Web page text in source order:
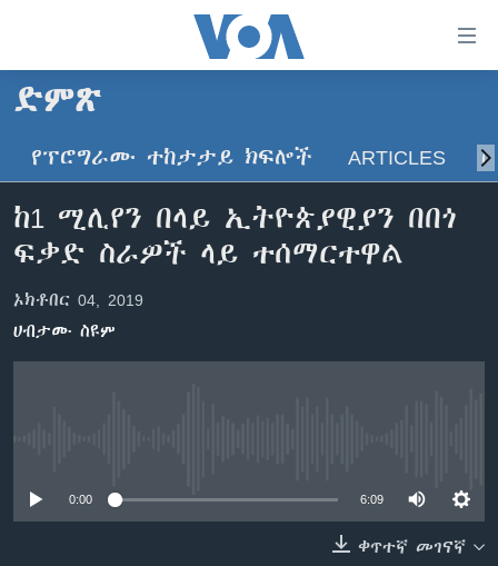
ማገናኛዎች
ዋናው
ይዘት
ወደ
ዋናው
እለፍ
ወደ
ዋናው
ዜና
ኢትዮጵያ
ኑሮ በጤንነት
ከምሽቱ ሦስት ሰዓት የአማርኛ ዜና
ክምችት
ድምጽ
የፕሮግራሙ ተከታታይ ክፍሎች ARTICLES
ከ1 ሚሊየን በላይ ኢትዮጵያዊያን በበጎ
ፍቃድ ስራዎች ላይ ተሰማርተዋል
ኦክቶበር 04, 2019
ሀብታሙ ስዩም
0:00 6:09
ቀጥተኛ መገናኛ